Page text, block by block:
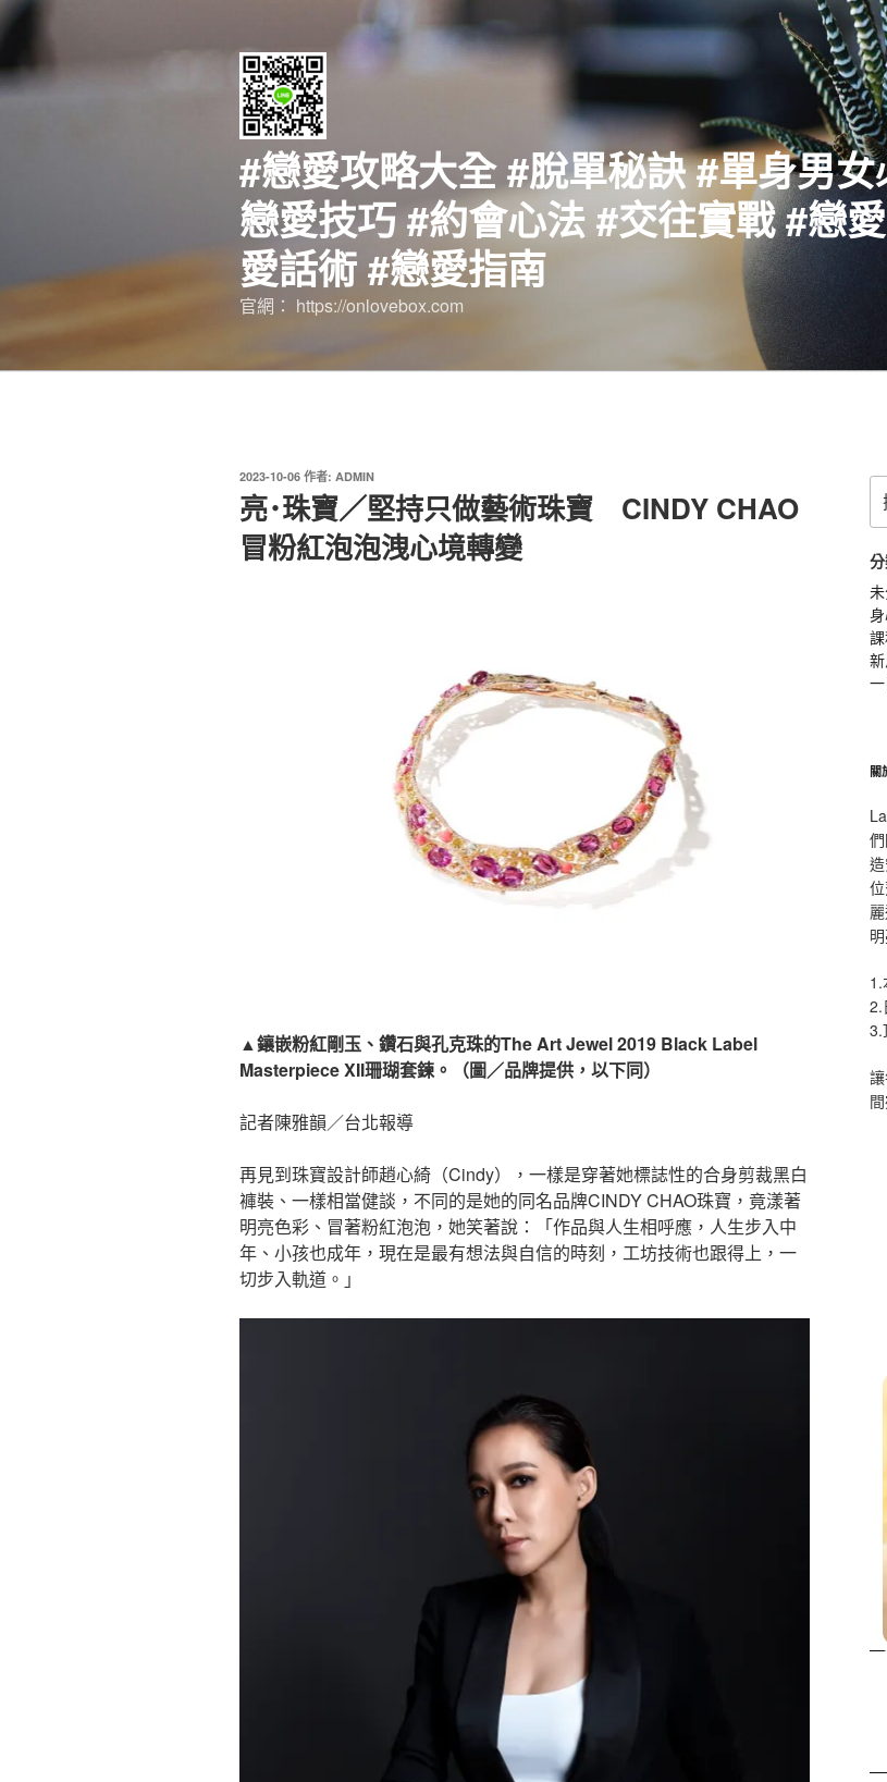
跳
至
主
要
#戀愛攻略大全 #脫單秘訣 #單身男
戀愛技巧 #約會心法 #交往實戰 #戀
愛話術 #戀愛指南
官網： https://onlovebox.com
發
佈
於
2023-10-06 作者: ADMIN
亮･珠寶／堅持只做藝術珠寶 CINDY CHAO
冒粉紅泡泡洩心境轉變
▲鑲嵌粉紅剛玉、鑽石與孔克珠的The Art Jewel 2019 Black Label
Masterpiece XII珊瑚套鍊。（圖／品牌提供，以下同）
記者陳雅韻／台北報導
再見到珠寶設計師趙心綺（Cindy），一樣是穿著她標誌性的合身剪裁黑白
褲裝、一樣相當健談，不同的是她的同名品牌CINDY CHAO珠寶，竟漾著
明亮色彩、冒著粉紅泡泡，她笑著說：「作品與人生相呼應，人生步入中
年、小孩也成年，現在是最有想法與自信的時刻，工坊技術也跟得上，一
切步入軌道。」
尋
關
鍵
關
1.
2.
3.